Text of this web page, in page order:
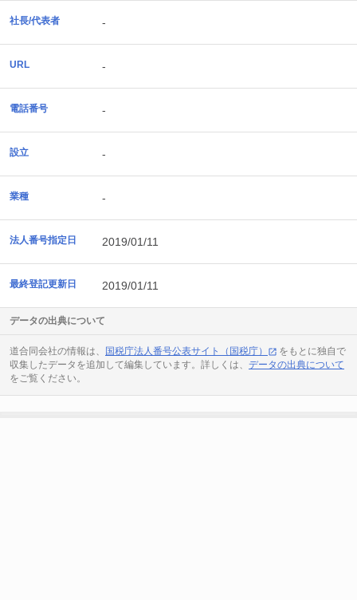
社長/代表者 -
URL -
電話番号 -
設立 -
業種 -
法人番号指定日 2019/01/11
最終登記更新日 2019/01/11
データの出典について
道合同会社の情報は、 国税庁法人番号公表サイト（国税庁）
をもとに独自で
収集したデータを追加して編集しています。詳しくは、 データの出典について
をご覧ください。